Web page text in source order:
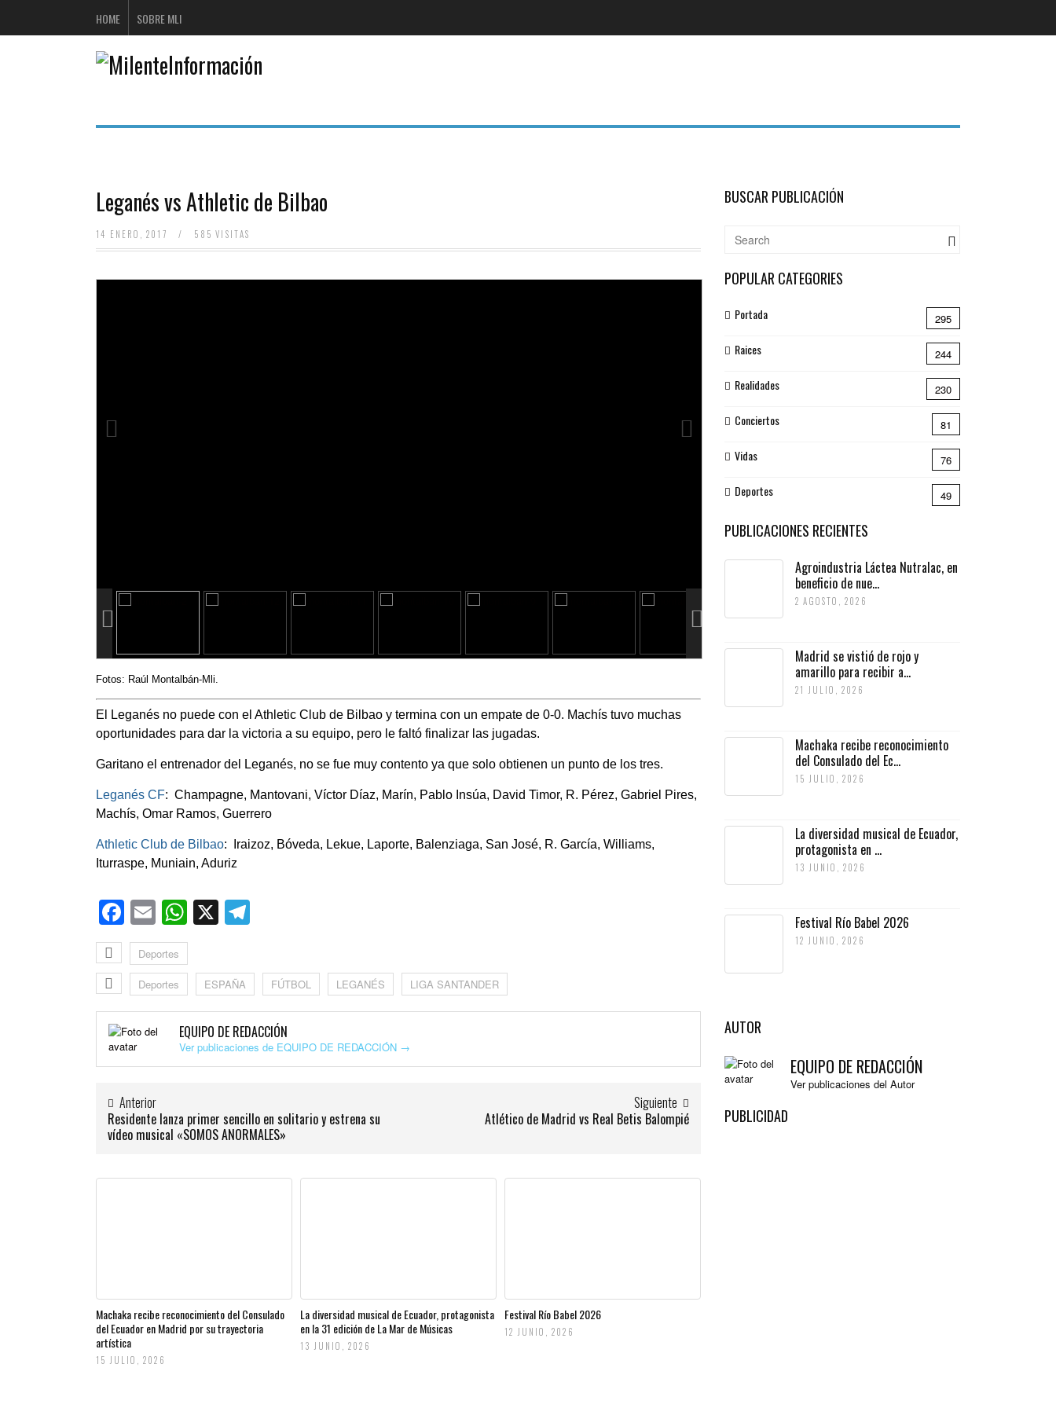
HOME SOBRE MLI
Leganés vs Athletic de Bilbao
14 ENERO, 2017 / 585 VISITAS
info heading
info content
Fotos: Raúl Montalbán-Mli.
El Leganés no puede con el Athletic Club de Bilbao y termina con un empate de 0-0. Machís tuvo muchas
oportunidades para dar la victoria a su equipo, pero le faltó finalizar las jugadas.
Garitano el entrenador del Leganés, no se fue muy contento ya que solo obtienen un punto de los tres.
Leganés CF: Champagne, Mantovani, Víctor Díaz, Marín, Pablo Insúa, David Timor, R. Pérez, Gabriel Pires,
Machís, Omar Ramos, Guerrero
Athletic Club de Bilbao:
Iraizoz, Bóveda, Lekue, Laporte, Balenziaga, San José, R. García, Williams,
Iturraspe, Muniain, Aduriz
Facebook
EmailWhatsApp
X
Deportes
Deportes ESPAÑA FÚTBOL LEGANÉS LIGA SANTANDER
EQUIPO DE REDACCIÓN
Ver publicaciones de EQUIPO DE REDACCIÓN →
Anterior
Residente lanza primer sencillo en solitario y estrena su
vídeo musical «SOMOS ANORMALES»
Siguiente
Atlético de Madrid vs Real Betis Balompié
Machaka recibe reconocimiento del Consulado
del Ecuador en Madrid por su trayectoria
artística
15 JULIO, 2026
La diversidad musical de Ecuador, protagonista
en la 31 edición de La Mar de Músicas
13 JUNIO, 2026
Festival Río Babel 2026
12 JUNIO, 2026
BUSCAR PUBLICACIÓN
POPULAR CATEGORIES
Portada 295
Raices 244
Realidades 230
Conciertos 81
Vidas 76
Deportes 49
PUBLICACIONES RECIENTES
Agroindustria Láctea Nutralac, en
beneficio de nue...
2 AGOSTO, 2026
Madrid se vistió de rojo y
amarillo para recibir a...
21 JULIO, 2026
Machaka recibe reconocimiento
del Consulado del Ec...
15 JULIO, 2026
La diversidad musical de Ecuador,
protagonista en ...
13 JUNIO, 2026
Festival Río Babel 2026
12 JUNIO, 2026
AUTOR
EQUIPO DE REDACCIÓN
Ver publicaciones del Autor
PUBLICIDAD